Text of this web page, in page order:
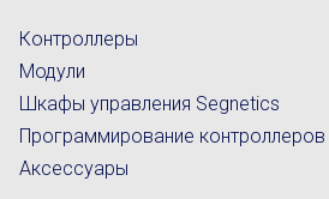
Контроллеры
Модули
Шкафы управления Segnetics
Программирование
Аксессуары